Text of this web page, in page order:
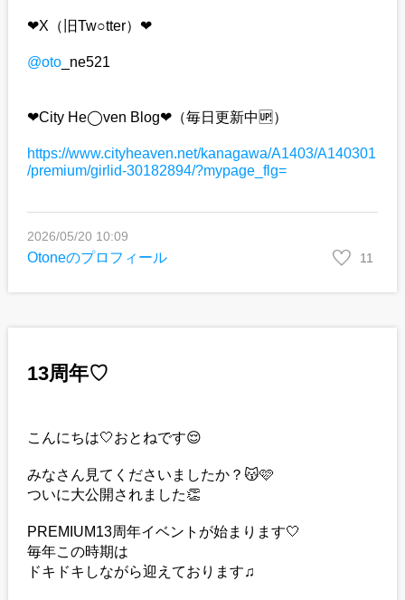
❤︎X（旧Tw○tter）❤︎
@oto _ne521
❤︎City He◯ven Blog❤︎（毎日更新中🆙）
https://www.cityheaven.net/kanagawa/A1403/A140301
/premium/girlid-30182894/?mypage_flg=
11
2026/05/20 10:09
Otoneのプロフィール
13周年♡
こんにちは🤍おとねです😌
みなさん見てくださいましたか？😽🩷
ついに大公開されました👏
PREMIUM13周年イベントが始まります🤍
毎年この時期は
ドキドキしながら迎えております♫